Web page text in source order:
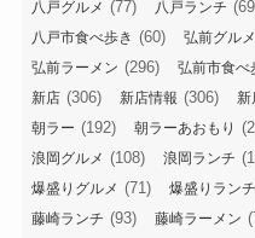
八戸グルメ (77) 八戸ランチ
八戸市食べ歩き (60) 弘前グルメ
弘前ラーメン (296) 弘前市食べ
新店 (306) 新店情報 (306) 新
朝ラー (192) 朝ラーあおもり
浪岡グルメ (108) 浪岡ランチ
爆盛りグルメ (71) 爆盛りランチ
藤崎ランチ (93) 藤崎ラーメン